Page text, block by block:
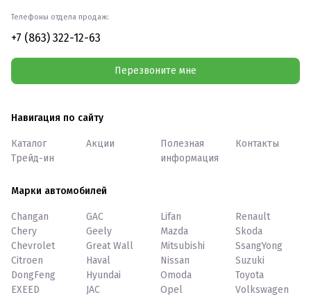
Телефоны отдела продаж:
+7 (863) 322-12-63
Перезвоните мне
Навигация по сайту
Каталог
Трейд-ин
Акции
Полезная
информация
Контакты
Марки автомобилей
Changan
Chery
Chevrolet
Citroen
DongFeng
EXEED
GAC
Geely
Great Wall
Haval
Hyundai
JAC
Lifan
Mazda
Mitsubishi
Nissan
Omoda
Opel
Renault
Skoda
SsangYong
Suzuki
Toyota
Volkswagen